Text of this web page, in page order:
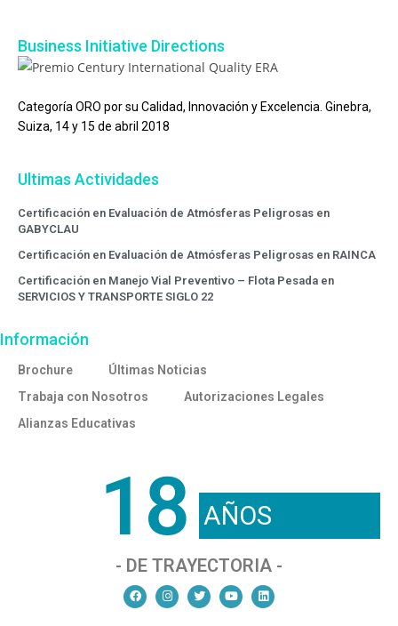
Business Initiative Directions
Categoría ORO por su Calidad, Innovación y Excelencia. Ginebra,
Suiza, 14 y 15 de abril 2018
Ultimas Actividades
Certificación en Evaluación de Atmósferas Peligrosas en
GABYCLAU
Certificación en Evaluación de Atmósferas Peligrosas en RAINCA
Certificación en Manejo Vial Preventivo – Flota Pesada en
SERVICIOS Y TRANSPORTE SIGLO 22
Información
Brochure
Últimas Noticias
Trabaja con Nosotros
Autorizaciones Legales
Alianzas Educativas
18 AÑOS
- DE TRAYECTORIA -